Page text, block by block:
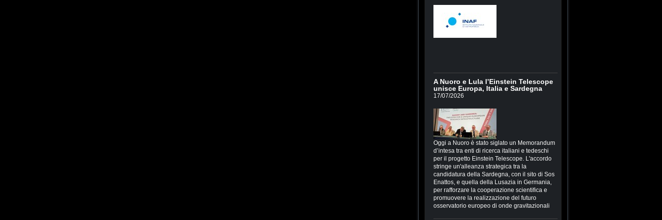
A Nuoro e Lula l’Einstein Telescope
unisce Europa, Italia e Sardegna
17/07/2026
Oggi a Nuoro è stato siglato un Memorandum
d’intesa tra enti di ricerca italiani e tedeschi
per il progetto Einstein Telescope. L'accordo
stringe un'alleanza strategica tra la
candidatura della Sardegna, con il sito di Sos
Enattos, e quella della Lusazia in Germania,
per rafforzare la cooperazione scientifica e
promuovere la realizzazione del futuro
osservatorio europeo di onde gravitazionali